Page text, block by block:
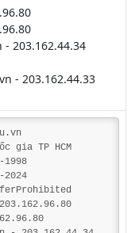
203.162.44.34
- 203.162.44.33
gia TP HCM